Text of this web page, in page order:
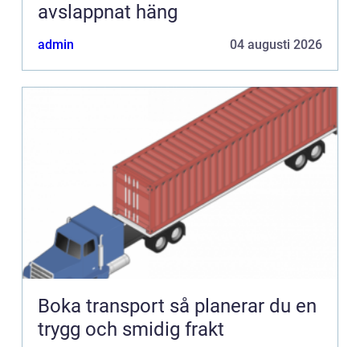
avslappnat häng
admin 04 augusti 2026
Boka transport så planerar du en
trygg och smidig frakt